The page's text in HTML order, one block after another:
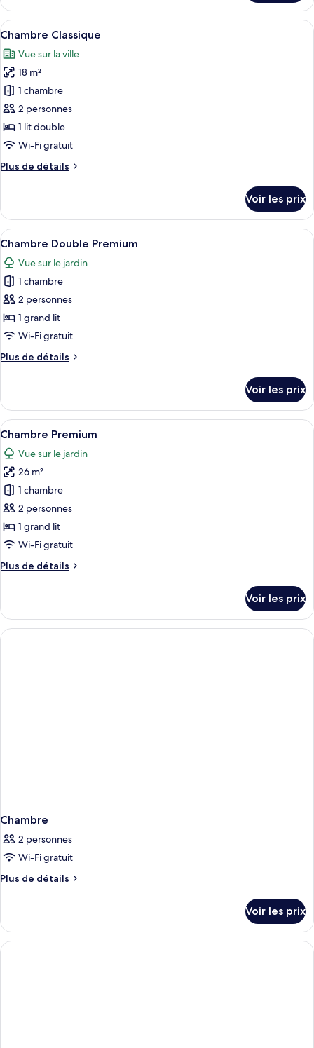
le
type
de
Chambre
Confort
Afficher
toutes
les
photos
pour
ce
type
de
chambre :
Chambre
Une chambre à coucher avec un lit,
4
Chambre Classique
Vue sur la ville
18 m²
1 chambre
2 personnes
1 lit double
Wi-Fi gratuit
Plus de détails
Plus
le
type
de
chambre
Chambre
Classique
Voir les prix
Afficher
toutes
les
photos
pour
ce
type
chambre :
Premium
Une chambre à coucher avec un lit,
5
Chambre Double Premium
Vue sur le jardin
1 chambre
2 personnes
1 grand lit
Wi-Fi gratuit
Plus de détails
Plus
le
type
de
chambre
Chambre
Double
Premium
Voir les prix
Afficher
toutes
les
photos
pour
ce
type
de
chambre :
Chambre
Une chambre d’hôtel avec un
4
Chambre Premium
Vue sur le jardin
26 m²
1 chambre
2 personnes
1 grand lit
Wi-Fi gratuit
Plus de détails
Plus
le
type
de
Voir les prix
Chambre
2 personnes
Wi-Fi gratuit
Plus de détails
Plus
le
type
de
Voir les prix